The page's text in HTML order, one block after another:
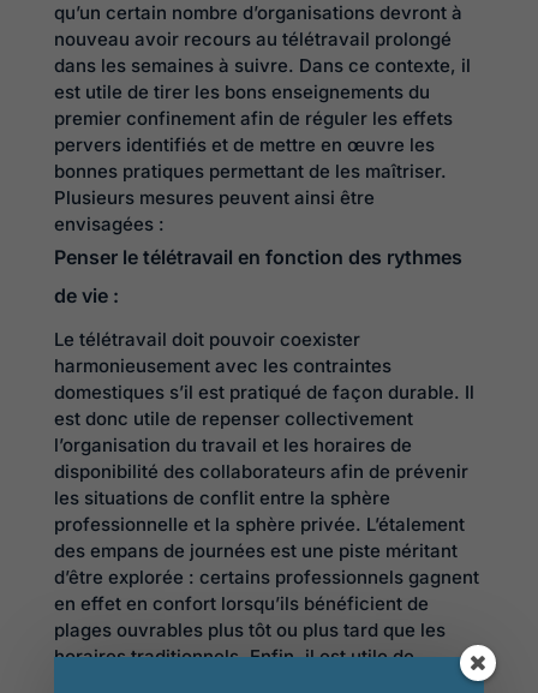
qu’un certain nombre d’organisations devront à
nouveau avoir recours au télétravail prolongé
dans les semaines à suivre. Dans ce contexte, il
est utile de tirer les bons enseignements du
premier confinement afin de réguler les effets
pervers identifiés et de mettre en œuvre les
bonnes pratiques permettant de les maîtriser.
Plusieurs mesures peuvent ainsi être
envisagées :
Penser le télétravail en fonction des rythmes
de vie :
Le télétravail doit pouvoir coexister
harmonieusement avec les contraintes
domestiques s’il est pratiqué de façon durable. Il
est donc utile de repenser collectivement
l’organisation du travail et les horaires de
disponibilité des collaborateurs afin de prévenir
les situations de conflit entre la sphère
professionnelle et la sphère privée. L’étalement
des empans de journées est une piste méritant
d’être explorée : certains professionnels gagnent
en effet en confort lorsqu’ils bénéficient de
plages ouvrables plus tôt ou plus tard que les
horaires traditionnels. Enfin, il est utile de